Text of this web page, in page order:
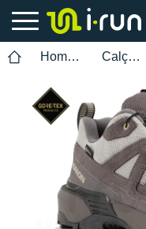
Homem Calçados